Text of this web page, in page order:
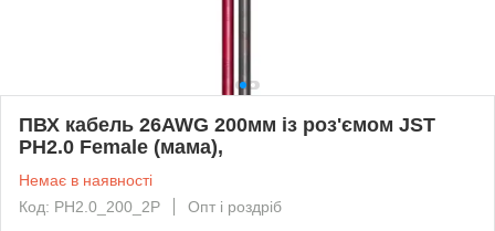
ПВХ кабель 26AWG 200мм із роз'ємом JST
PH2.0 Female (мама),
Немає в наявності
Код: PH2.0_200_2P
Опт і роздріб